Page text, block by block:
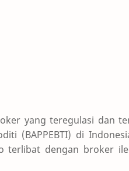
yang teregulasi dan
(BAPPEBTI) di
terlibat dengan broker